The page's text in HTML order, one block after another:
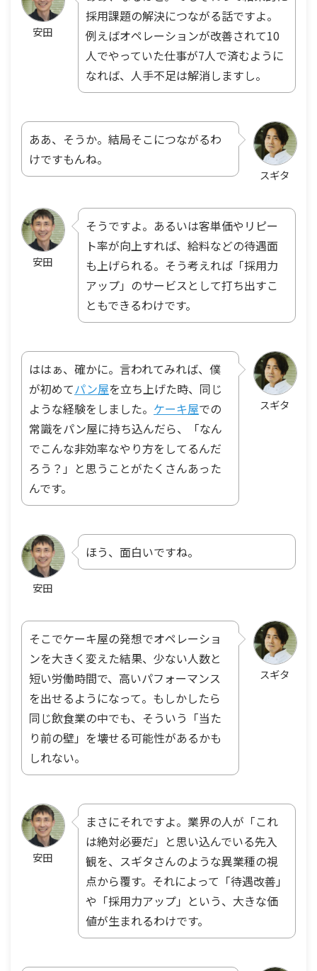
安田
採用課題の解決につながる話ですよ。
例えばオペレーションが改善されて10
人でやっていた仕事が7人で済むように
なれば、人手不足は解消しますし。
スギタ
ああ、そうか。結局そこにつながるわ
けですもんね。
安田
そうですよ。あるいは客単価やリピー
ト率が向上すれば、給料などの待遇面
も上げられる。そう考えれば「採用力
アップ」のサービスとして打ち出すこ
ともできるわけです。
スギタ
ははぁ、確かに。言われてみれば、僕
が初めてパン屋を立ち上げた時、同じ
ような経験をしました。 ケーキ屋での
常識をパン屋に持ち込んだら、「なん
でこんな非効率なやり方をしてるんだ
ろう？」と思うことがたくさんあった
んです。
安田
ほう、面白いですね。
スギタ
そこでケーキ屋の発想でオペレーショ
ンを大きく変えた結果、少ない人数と
短い労働時間で、高いパフォーマンス
を出せるようになって。もしかしたら
同じ飲食業の中でも、そういう「当た
り前の壁」を壊せる可能性があるかも
しれない。
安田
まさにそれですよ。業界の人が「これ
は絶対必要だ」と思い込んでいる先入
観を、スギタさんのような異業種の視
点から覆す。それによって「待遇改善」
や「採用力アップ」という、大きな価
値が生まれるわけです。